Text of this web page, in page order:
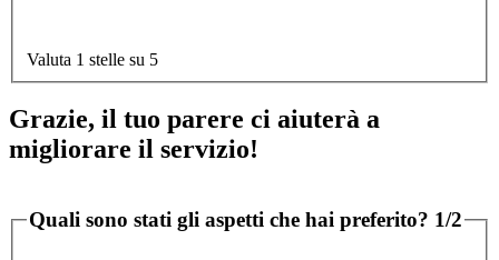
Valuta 1 stelle su 5
Grazie, il tuo parere ci aiuterà a
migliorare il servizio!
Quali sono stati gli aspetti che hai preferito? 1/2